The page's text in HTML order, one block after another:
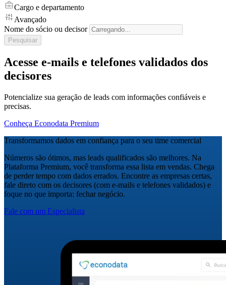
Cargo e departamento
Avançado
Nome do sócio ou decisor
Pesquisar
Acesse e-mails e telefones validados dos
decisores
Potencialize sua geração de leads com informações confiáveis e
precisas.
Conheça Econodata Premium
Transformamos dados em confiança para o seu time comercial
Números são ótimos, mas leads qualificados são melhores. Na
Plataforma Premium, você transforma essa lista em vendas. Chega
de perder tempo com dados errados. Encontre as empresas certas,
fale direto com os decisores (com e-mails e telefones validados) e
foque no que importa: fechar negócio.
Fale com um Especialista